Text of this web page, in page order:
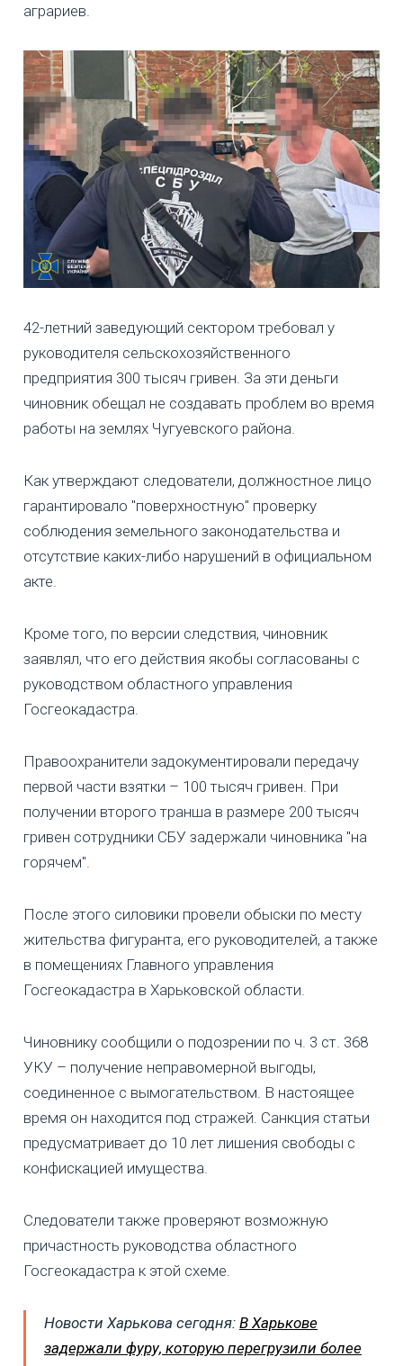
аграриев.
42-летний заведующий сектором требовал у
руководителя сельскохозяйственного
предприятия 300 тысяч гривен. За эти деньги
чиновник обещал не создавать проблем во время
работы на землях Чугуевского района.
Как утверждают следователи, должностное лицо
гарантировало "поверхностную" проверку
соблюдения земельного законодательства и
отсутствие каких-либо нарушений в официальном
акте.
Кроме того, по версии следствия, чиновник
заявлял, что его действия якобы согласованы с
руководством областного управления
Госгеокадастра.
Правоохранители задокументировали передачу
первой части взятки – 100 тысяч гривен. При
получении второго транша в размере 200 тысяч
гривен сотрудники СБУ задержали чиновника "на
горячем".
После этого силовики провели обыски по месту
жительства фигуранта, его руководителей, а также
в помещениях Главного управления
Госгеокадастра в Харьковской области.
Чиновнику сообщили о подозрении по ч. 3 ст. 368
УКУ – получение неправомерной выгоды,
соединенное с вымогательством. В настоящее
время он находится под стражей. Санкция статьи
предусматривает до 10 лет лишения свободы с
конфискацией имущества.
Следователи также проверяют возможную
причастность руководства областного
Госгеокадастра к этой схеме.
Новости Харькова сегодня: В Харькове
задержали фуру, которую перегрузили более